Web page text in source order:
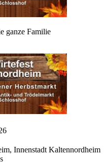
ganze Familie
, Innenstadt Kaltennordheim